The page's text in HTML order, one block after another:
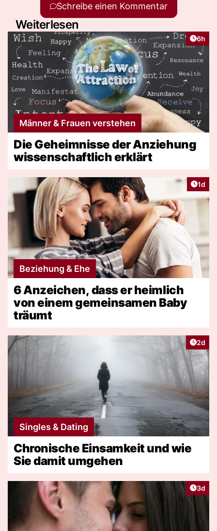
Schreibe einen Kommentar
Weiterlesen
6h
Männer & Frauen verstehen
Die Geheimnisse der Anziehung
wissenschaftlich erklärt
1d
Beziehung & Ehe
6 Anzeichen, dass er heimlich
von einem gemeinsamen Baby
träumt
2d
Singles & Dating
Chronische Einsamkeit und wie
Sie damit umgehen
3d